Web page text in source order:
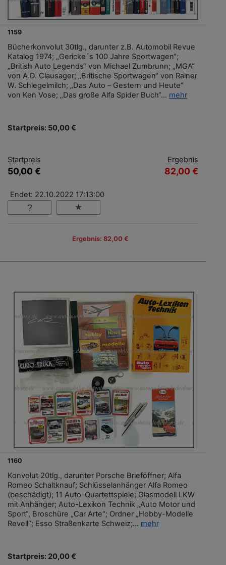
1159
Bücherkonvolut 30tlg., darunter z.B. Automobil Revue
Katalog 1974; „Gericke´s 100 Jahre Sportwagen“;
„British Auto Legends“ von Michael Zumbrunn; „MGA“
von A.D. Clausager; „Britische Sportwagen“ von Rainer
W. Schlegelmilch; „Das Auto – Gestern und Heute“
von Ken Vose; „Das große Alfa Spider Buch“... mehr
Startpreis: 50,00 €
Startpreis
50,00 €
Ergebnis
82,00 €
Endet: 22.10.2022 17:13:00
Ergebnis: 82,00 €
1160
Konvolut 20tlg., darunter Porsche Brieföffner; Alfa
Romeo Schaltknauf; Schlüsselanhänger Alfa Romeo
(beschädigt); 11 Auto-Quartettspiele; Glasmodell LKW
mit Anhänger; Auto-Lexikon Technik „Auto Motor und
Sport“, Broschüre „Car Arte“; Ordner „Hobby-Modelle
Revell“; Esso Straßenkarte Schweiz;... mehr
Startpreis: 20,00 €